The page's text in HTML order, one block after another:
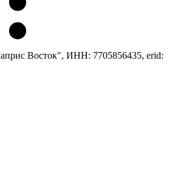
Восток", ИНН: 7705856435, erid: